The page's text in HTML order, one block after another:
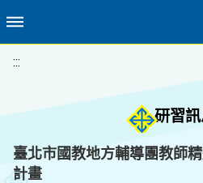
:::
研習
臺北市國教地方輔導團教師
計畫